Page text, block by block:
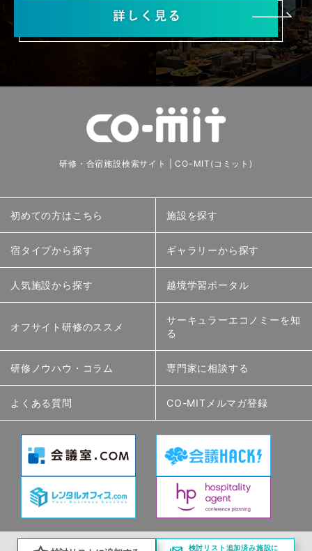
検討リスト追加済み施設に
研修・合宿施設検索サイト | CO-MIT(コミット)
初めての方はこちら 施設を探す
宿タイプから探す ギャラリーから探す
人気施設から探す 越境学習ポータル
オフサイト研修のススメ
サーキュラーエコノミーを知
る
研修ノウハウ・コラム 専門家に相談する
よくある質問 CO-MITメルマガ登録